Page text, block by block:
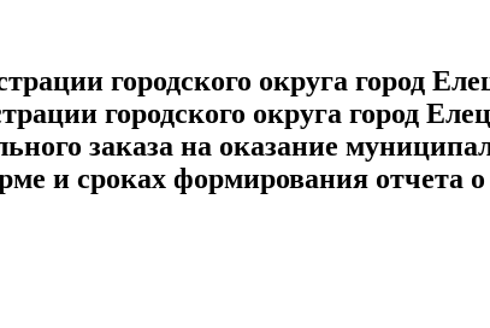
городского округа город
городского округа город
заказа на оказание
и сроках формирования отчета